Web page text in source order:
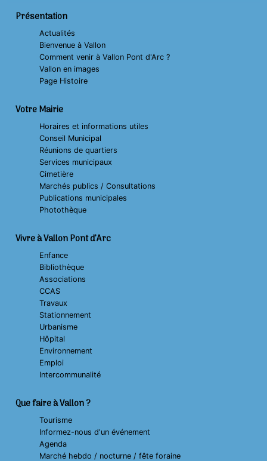
Présentation
Actualités
Bienvenue à Vallon
Comment venir à Vallon Pont d'Arc ?
Vallon en images
Page Histoire
Votre Mairie
Horaires et informations utiles
Conseil Municipal
Réunions de quartiers
Services municipaux
Cimetière
Marchés publics / Consultations
Publications municipales
Photothèque
Vivre à Vallon Pont d’Arc
Enfance
Bibliothèque
Associations
CCAS
Travaux
Stationnement
Urbanisme
Hôpital
Environnement
Emploi
Intercommunalité
Que faire à Vallon ?
Tourisme
Informez-nous d'un événement
Agenda
Marché hebdo / nocturne / fête foraine